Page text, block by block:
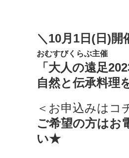
＼10月1日(日)開
おむすびくらぶ主催
「大人の遠足
自然と伝承料理
＜お申込みはコ
ご希望の方はお
い★